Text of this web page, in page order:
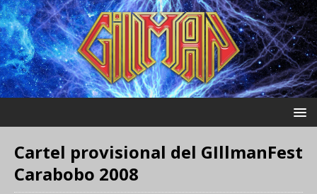
Cartel provisional del GIllmanFest
Carabobo 2008